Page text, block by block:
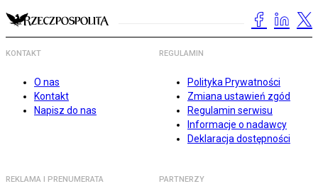
KONTAKT
O nas
Kontakt
Napisz do nas
REGULAMIN
Polityka Prywatności
Zmiana ustawień zgód
Regulamin serwisu
Informacje o nadawcy
Deklaracja dostępności
REKLAMA I PRENUMERATA PARTNERZY